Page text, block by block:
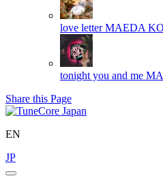
love letter MAEDA
tonight you and me
Share this Page
EN
JP